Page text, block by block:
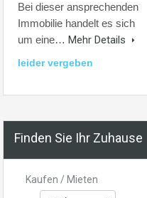
Bei dieser ansprechenden
Immobilie handelt es sich
um eine… Mehr Details
leider vergeben
Finden Sie Ihr Zuhause
Kaufen / Mieten